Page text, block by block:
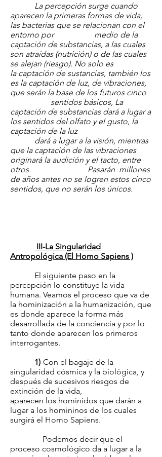
La percepción surge cuando
aparecen la primeras formas de vida,
las bacterias que se relacionan con el
entorno por medio de la
captación de substancias, a las cuales
son atraídas (nutrición) o de las cuales
se alejan (riesgo). No solo es
la captación de sustancias, también los
es la captación de luz, de vibraciones,
que serán la base de los futuros cinco
sentidos básicos, La
captación de substancias dará a lugar a
los sentidos del olfato y el gusto, la
captación de la luz
dará a lugar a la visión, mientras
que la captación de las vibraciones
originará la audición y el tacto, entre
otros. Pasarán millones
de años antes no se logren estos cinco
sentidos, que no serán los únicos.
III-La Singularidad
Antropológica (El Homo Sapiens )
El siguiente paso en la
percepción lo constituye la vida
humana. Veamos el proceso que va de
la hominización a la humanización, que
es donde aparece la forma más
desarrollada de la conciencia y por lo
tanto donde aparecen los primeros
interrogantes.
1)-Con el bagaje de la
singularidad cósmica y la biológica, y
después de sucesivos riesgos de
extinción de la vida,
aparecen los homínidos que darán a
lugar a los homininos de los cuales
surgirá el Homo Sapiens.
Podemos decir que el
proceso cosmológico da a lugar a la